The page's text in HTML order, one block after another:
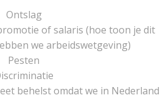
Ontslag
of salaris (hoe toon je dit
we arbeidswetgeving)
Pesten
behelst omdat we in Nederland